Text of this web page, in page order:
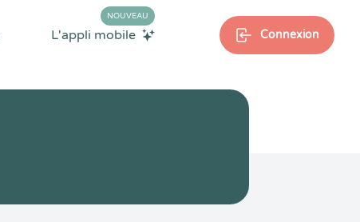
L'appli mobile
NOUVEAU
Connexion